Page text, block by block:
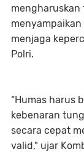
mengharuskan
menjaga
Polri.
“Humas harus
kebenaran
secara cepat
valid," ujar